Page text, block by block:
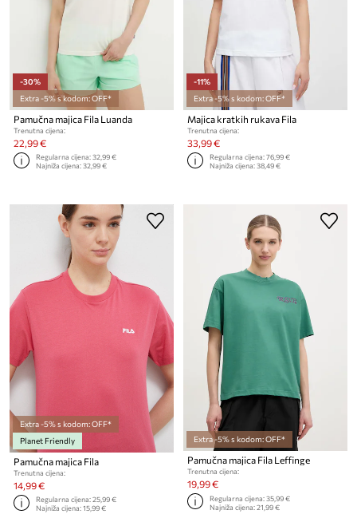
-30%
Extra -5% s kodom: OFF*
Pamučna majica Fila Luanda
Trenutna cijena:
22,99 €
Regularna cijena:32,99 €
Najniža cijena:32,99 €
-11%
Extra -5% s kodom: OFF*
Majica kratkih rukava Fila
Trenutna cijena:
33,99 €
Regularna cijena:76,99 €
Najniža cijena:38,49 €
Extra -5% s kodom: OFF*
Planet Friendly
Pamučna majica Fila
Trenutna cijena:
14,99 €
Regularna cijena:25,99 €
Najniža cijena:15,99 €
Extra -5% s kodom: OFF*
Pamučna majica Fila Leffinge
Trenutna cijena:
19,99 €
Regularna cijena:35,99 €
Najniža cijena:21,99 €